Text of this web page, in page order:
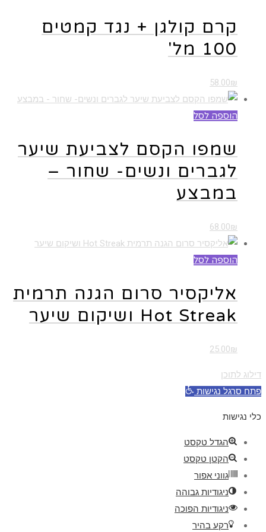
קרם קולגן + נגד קמטים
100 מל'
58.00₪
הוספה לסל
שמפו הקסם לצביעת שיער
לגברים ונשים- שחור –
במבצע
68.00₪
הוספה לסל
אליקסיר סרום הגנה תרמית
Hot Streak ושיקום שיער
25.00₪
דילוג לתוכן
פתח סרגל נגישות
כלי נגישות
הגדל טקסט
הקטן טקסט
גווני אפור
ניגודיות גבוהה
ניגודיות הפוכה
רקע בהיר